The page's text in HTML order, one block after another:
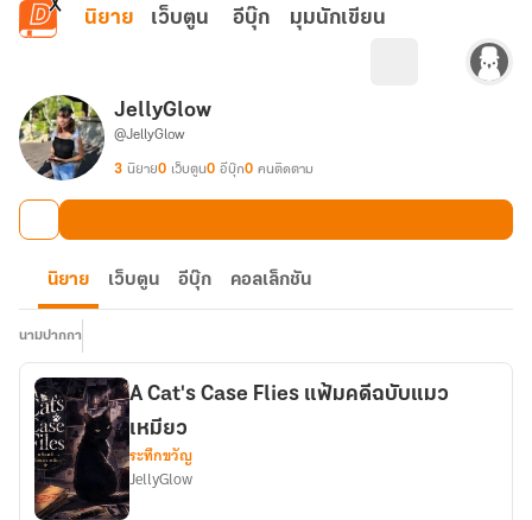
ข้ามไปยังเนื้อหาหลัก
นิยาย เว็บตูน อีบุ๊ก มุมนักเขียน
JellyGlow
@JellyGlow
3 นิยาย0 เว็บตูน0 อีบุ๊ก0 คนติดตาม
นิยาย เว็บตูน อีบุ๊ก คอลเล็กชัน
นามปากกา
A Cat's Case Flies แฟ้มคดีฉบับแมว
เหมียว
ระทึกขวัญ
JellyGlow